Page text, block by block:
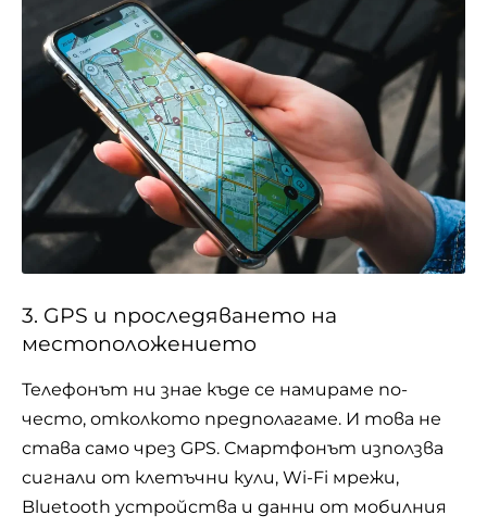
3. GPS и проследяването на
местоположението
Телефонът ни знае къде се намираме по-
често, отколкото предполагаме. И това не
става само чрез GPS. Смартфонът използва
сигнали от клетъчни кули, Wi-Fi мрежи,
Bluetooth устройства и данни от мобилния